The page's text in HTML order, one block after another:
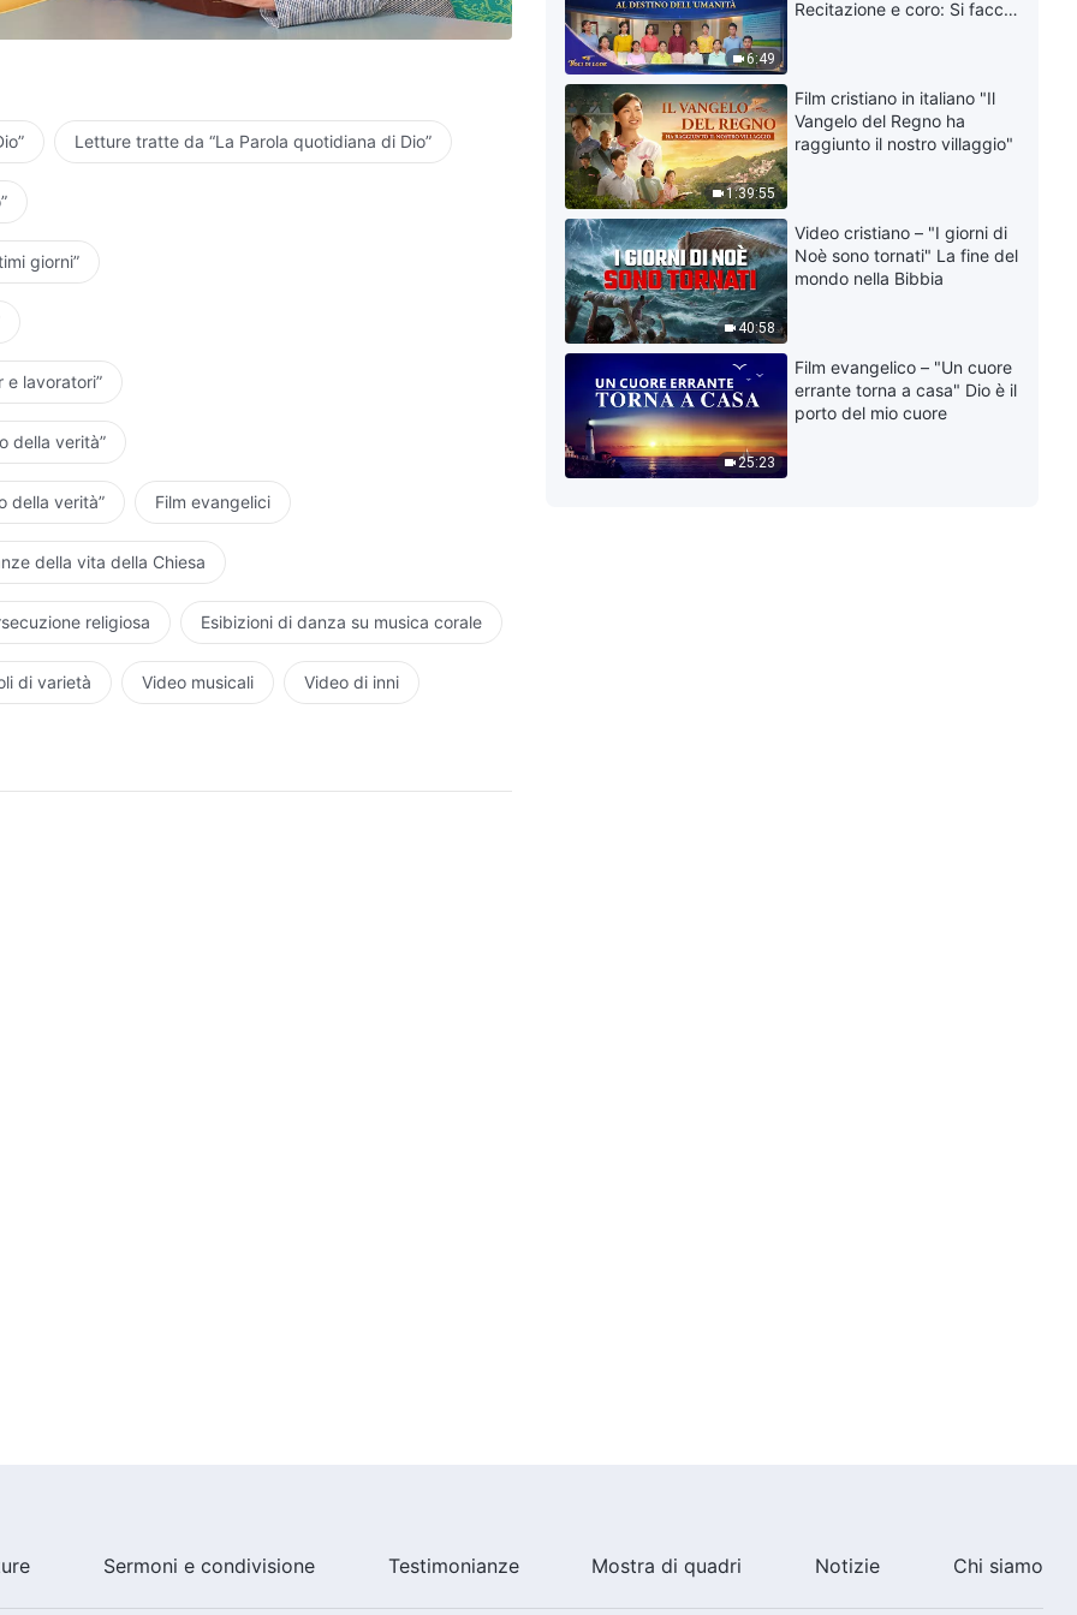
la Sua giustizia e santità.
Dio Onnipotente.
e senso di colpa.
amare Dio?
per combattere con Satana fino alla fine.
render testimonianza a Cristo.
nella gloria,
Cristo.
per combattere.
ricordi.
Letture tratte da “La Parola quotidiana di Dio”
giorni”
e lavoratori”
della verità”
della verità” Film evangelici
della vita della Chiesa
religiosa Esibizioni di danza su musica corale
di varietà Video musicali Video di inni
6:49
Recitazione e coro: Si faccia
1:39:55
Film cristiano in italiano "Il
Vangelo del Regno ha
raggiunto il nostro villaggio"
40:58
Video cristiano – "I giorni di
Noè sono tornati" La fine del
mondo nella Bibbia
25:23
Film evangelico – "Un cuore
errante torna a casa" Dio è il
porto del mio cuore
Sermoni e condivisione Testimonianze Mostra di quadri Notizie Chi siamo